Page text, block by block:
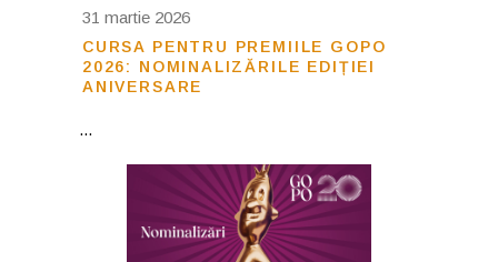
31 martie 2026
CURSA PENTRU PREMIILE GOPO
2026: NOMINALIZĂRILE EDIȚIEI
ANIVERSARE